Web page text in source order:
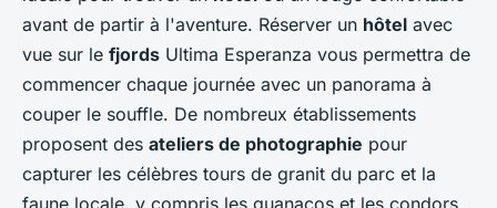
avant de partir à l'aventure. Réserver un hôtel avec
vue sur le fjords Ultima Esperanza vous permettra de
commencer chaque journée avec un panorama à
couper le souffle. De nombreux établissements
proposent des ateliers de photographie pour
capturer les célèbres tours de granit du parc et la
faune locale, y compris les guanacos et les condors.